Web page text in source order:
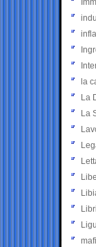
la
La
La
Libri